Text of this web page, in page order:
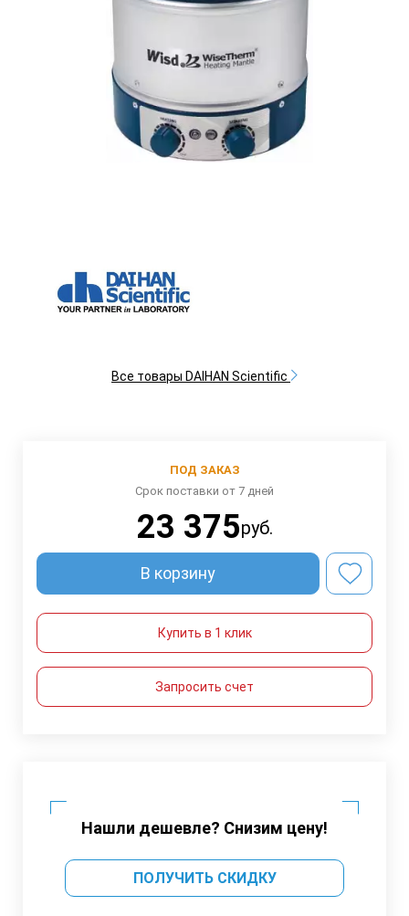
Все товары DAIHAN Scientific
ПОД ЗАКАЗ
Срок поставки от 7 дней
23 375руб.
В корзину
Купить в 1 клик
Запросить счет
Нашли дешевле? Снизим цену!
ПОЛУЧИТЬ СКИДКУ